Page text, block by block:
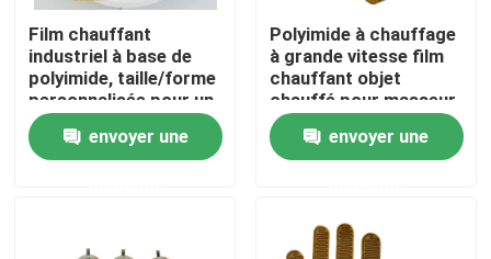
Maison
Film chauffant
industriel à base de
polyimide, taille/forme
personnalisée pour un
chauffage efficace
1,5-500 VACenvoyer une
Polyimide à chauffage
à grande vitesse film
chauffant objet
chauffé pour masseur
oculaire
envoyer une